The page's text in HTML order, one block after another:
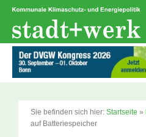
Zum
springen
Sie befinden sich hier: Startseite »
auf Batteriespeicher